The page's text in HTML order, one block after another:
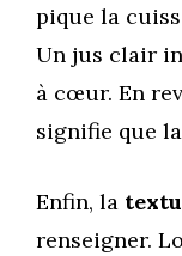
pique la
Un jus clair
à cœur. En
signifie que
Enfin, la
renseigner.